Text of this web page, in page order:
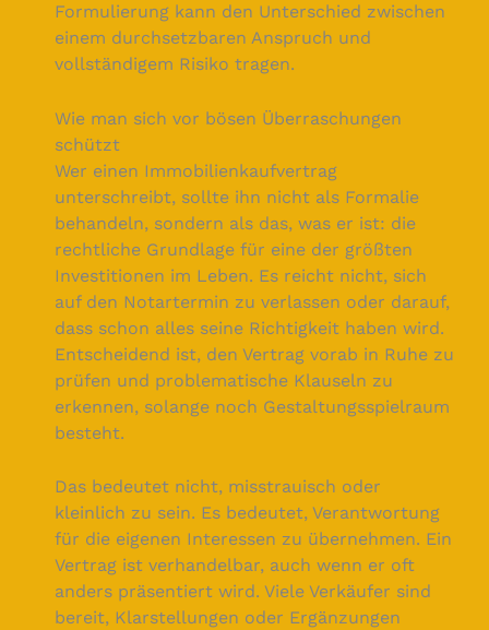
Formulierung kann den Unterschied zwischen
einem durchsetzbaren Anspruch und
vollständigem Risiko tragen.
Wie man sich vor bösen Überraschungen
schützt
Wer einen Immobilienkaufvertrag
unterschreibt, sollte ihn nicht als Formalie
behandeln, sondern als das, was er ist: die
rechtliche Grundlage für eine der größten
Investitionen im Leben. Es reicht nicht, sich
auf den Notartermin zu verlassen oder darauf,
dass schon alles seine Richtigkeit haben wird.
Entscheidend ist, den Vertrag vorab in Ruhe zu
prüfen und problematische Klauseln zu
erkennen, solange noch Gestaltungsspielraum
besteht.
Das bedeutet nicht, misstrauisch oder
kleinlich zu sein. Es bedeutet, Verantwortung
für die eigenen Interessen zu übernehmen. Ein
Vertrag ist verhandelbar, auch wenn er oft
anders präsentiert wird. Viele Verkäufer sind
bereit, Klarstellungen oder Ergänzungen